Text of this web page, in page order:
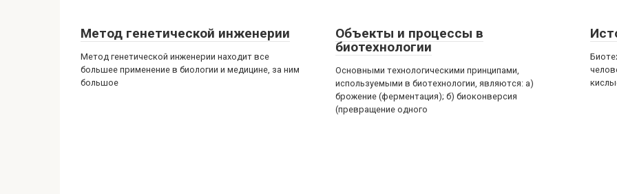
Метод генетической инженерии
Метод генетической инженерии находит все
большее применение в биологии и медицине, за ним
большое
Объекты и процессы в
биотехнологии
Основными технологическими принципами,
используемыми в биотехнологии, являются: а)
брожение (ферментация); б) биоконверсия
(превращение одного